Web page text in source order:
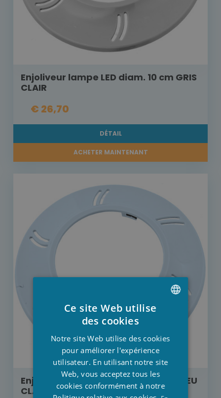
Enjoliveur lampe LED diam. 10 cm GRIS
CLAIR
€ 26,70
DÉTAIL
ACHETER MAINTENANT
Enjoliveur lampe LED diam. 10 cm BLEU
CLAIR
ENGLISH
Ce site Web utilise
des cookies
Notre site Web utilise des cookies
pour améliorer l'expérience
utilisateur. En utilisant notre site
Web, vous acceptez tous les
cookies conformément à notre